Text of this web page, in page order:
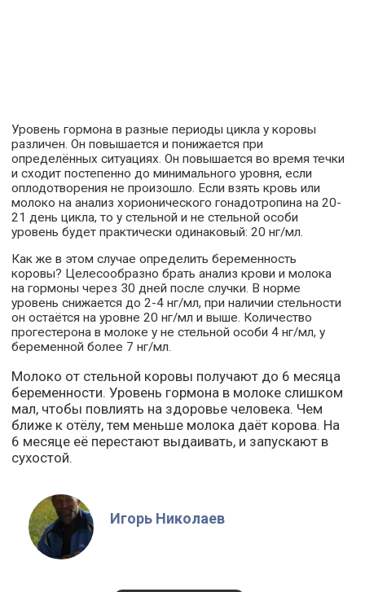
Уровень гормона в разные периоды цикла у коровы
различен. Он повышается и понижается при
определённых ситуациях. Он повышается во время течки
и сходит постепенно до минимального уровня, если
оплодотворения не произошло. Если взять кровь или
молоко на анализ хорионического гонадотропина на 20-
21 день цикла, то у стельной и не стельной особи
уровень будет практически одинаковый: 20 нг/мл.
Как же в этом случае определить беременность
коровы? Целесообразно брать анализ крови и молока
на гормоны через 30 дней после случки. В норме
уровень снижается до 2-4 нг/мл, при наличии стельности
он остаётся на уровне 20 нг/мл и выше. Количество
прогестерона в молоке у не стельной особи 4 нг/мл, у
беременной более 7 нг/мл.
Молоко от стельной коровы получают до 6 месяца
беременности. Уровень гормона в молоке слишком
мал, чтобы повлиять на здоровье человека. Чем
ближе к отёлу, тем меньше молока даёт корова. На
6 месяце её перестают выдаивать, и запускают в
сухостой.
Игорь Николаев